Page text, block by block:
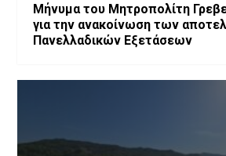
Μήνυμα του Μητροπολίτη
για την ανακοίνωση των
Πανελλαδικών Εξετάσεων